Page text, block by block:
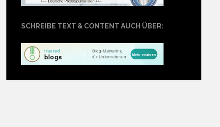
SCHREIBE TEXT & CONTENT AUCH ÜBER: